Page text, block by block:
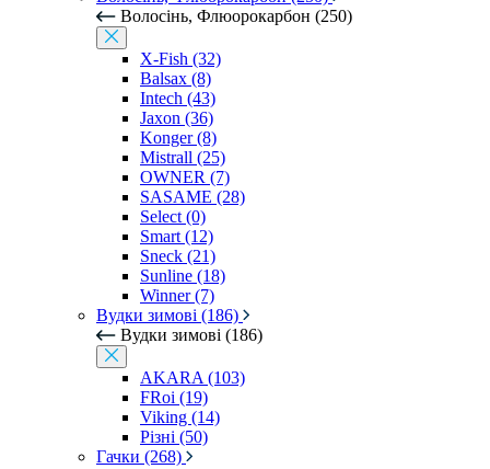
Волосінь, Флюорокарбон (250)
X-Fish (32)
Balsax (8)
Intech (43)
Jaxon (36)
Konger (8)
Mistrall (25)
OWNER (7)
SASAME (28)
Select (0)
Smart (12)
Sneck (21)
Sunline (18)
Winner (7)
Вудки зимові (186)
Вудки зимові (186)
AKARA (103)
FRoi (19)
Viking (14)
Різні (50)
Гачки (268)